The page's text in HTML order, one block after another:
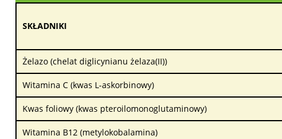
SKŁADNIKI
Żelazo (chelat diglicynianu żelaza(II))
Witamina C (kwas L-askorbinowy)
Kwas foliowy (kwas pteroilomonoglutaminowy)
Witamina B12 (metylokobalamina)